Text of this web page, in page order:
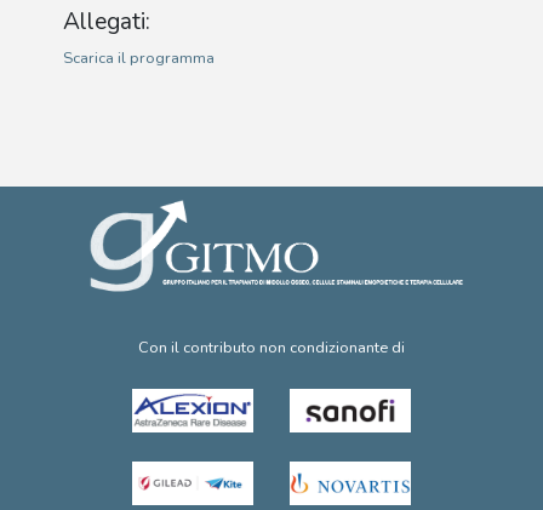
Allegati:
Scarica il programma
Con il contributo non condizionante di